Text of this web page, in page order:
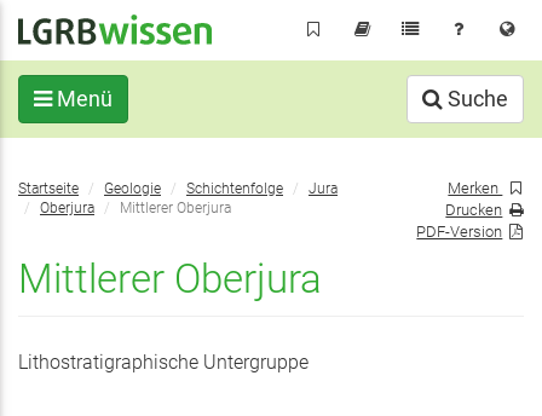
Inhalt
Menü Suche
Sie
befinden
Startseite Geologie Schichtenfolge
Jura
Oberjura
Mittlerer Oberjura
Mittlerer Oberjura
Merken
Drucken
PDF-Version
Lithostratigraphische Untergruppe